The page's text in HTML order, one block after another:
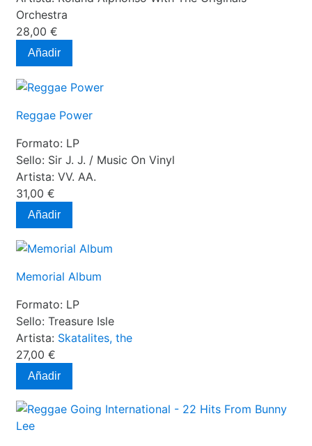
Orchestra
28,00 €
Añadir
Reggae Power
Formato: LP
Sello: Sir J. J. / Music On Vinyl
Artista: VV. AA.
31,00 €
Añadir
Memorial Album
Formato: LP
Sello: Treasure Isle
Artista: Skatalites, the
27,00 €
Añadir